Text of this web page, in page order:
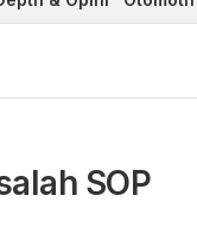
SOP